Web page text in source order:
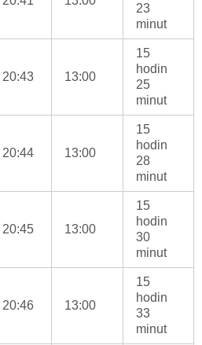
23
minut
20:43 13:00
15
hodin
25
minut
20:44 13:00
15
hodin
28
minut
20:45 13:00
15
hodin
30
minut
20:46 13:00
15
hodin
33
minut